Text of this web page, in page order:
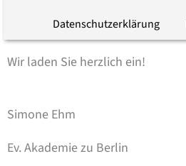
Wir laden Sie herzlich ein!
Simone Ehm
Ev. Akademie zu Berlin
Datenschutzerklärung